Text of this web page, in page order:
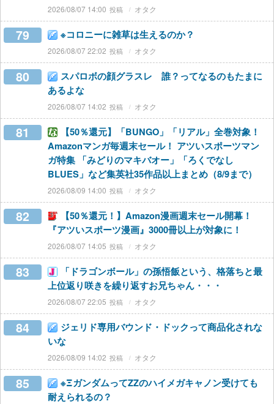
2026/08/07 14:00 オタク
79 ※コロニーに雑草は生えるのか？
2026/08/07 22:02 オタク
80
スパロボの顔グラスレ 誰？ってなるのもたまに
あるよな
2026/08/07 14:02 オタク
81
【50％還元】「BUNGO」「リアル」全巻対象！
Amazonマンガ毎週末セール！ アツいスポーツマン
ガ特集 「みどりのマキバオー」「ろくでなし
BLUES」など集英社35作品以上まとめ（8/9まで）
2026/08/09 14:00 オタク
82
【50％還元！】Amazon漫画週末セール開幕！
『アツいスポーツ漫画』3000冊以上が対象に！
2026/08/07 14:05 オタク
83
「ドラゴンボール」の孫悟飯という、格落ちと最
上位返り咲きを繰り返すお兄ちゃん・・・
2026/08/07 22:05 オタク
84
ジェリド専用バウンド・ドックって商品化されな
いな
2026/08/09 14:02 オタク
85
※ΞガンダムってZZのハイメガキャノン受けても
耐えられるの？